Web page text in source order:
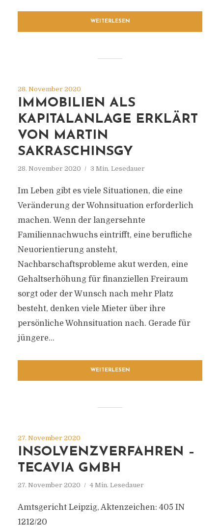
WEITERLESEN
28. November 2020
IMMOBILIEN ALS
KAPITALANLAGE ERKLÄRT
VON MARTIN
SAKRASCHINSGY
28. November 2020 3 Min. Lesedauer
Im Leben gibt es viele Situationen, die eine
Veränderung der Wohnsituation erforderlich
machen. Wenn der langersehnte
Familiennachwuchs eintrifft, eine berufliche
Neuorientierung ansteht,
Nachbarschaftsprobleme akut werden, eine
Gehaltserhöhung für finanziellen Freiraum
sorgt oder der Wunsch nach mehr Platz
besteht, denken viele Mieter über ihre
persönliche Wohnsituation nach. Gerade für
jüngere...
WEITERLESEN
27. November 2020
INSOLVENZVERFAHREN –
TECAVIA GMBH
27. November 2020 4 Min. Lesedauer
Amtsgericht Leipzig, Aktenzeichen: 405 IN
1212/20